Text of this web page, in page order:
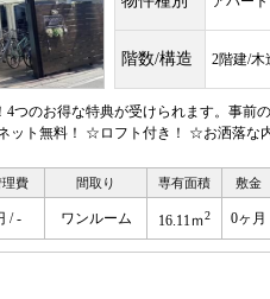
階数/構造 2階建/木
つのお得な特典が受けられます。事前
ット無料！ ☆ロフト付き！ ☆お洒落な
費 間取り 専有面積 敷金
/ - ワンルーム 16.11ｍ2 0ヶ月